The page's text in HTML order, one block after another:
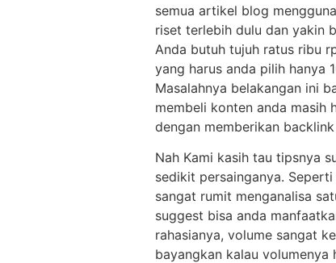
semua artikel blog
riset terlebih dulu dan yakin
Anda butuh tujuh ratus ribu
yang harus anda pilih hanya
Masalahnya belakangan ini
membeli konten anda masih
dengan memberikan
Nah Kami kasih tau tipsnya
sedikit persainganya.
sangat rumit menganalisa
suggest bisa anda
rahasianya, volume sangat
bayangkan kalau